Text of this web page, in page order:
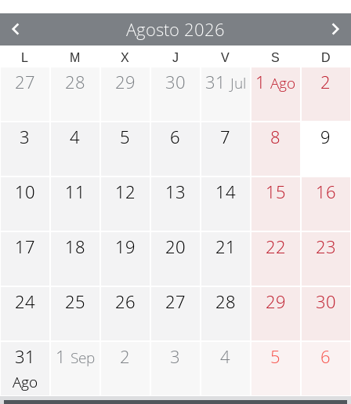
Agosto 2026
L M X J V S D
27 28 29 30 31 Jul 1Ago 2
3 4 5 6 7 8 9
10 11 12 13 14 15 16
17 18 19 20 21 22 23
24 25 26 27 28 29 30
31
Ago
1 Sep 2 3 4 5 6